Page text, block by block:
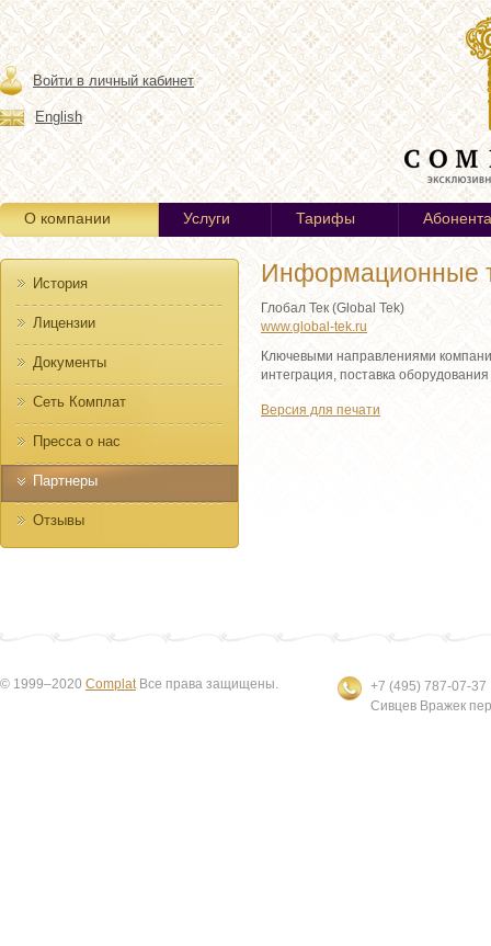
Войти в личный кабинет
English
О компании Услуги Тарифы
История
Лицензии
Документы
Сеть Комплат
Пресса о нас
Партнеры
Отзывы
Информационные
Глобал Тек (Global Tek)
www.global-tek.ru
Ключевыми направлениями
интеграция, поставка
Версия для печати
© 1999–2020 ComplatВсе права защищены.
+7 (495) 787-07-37
Сивцев Вражек